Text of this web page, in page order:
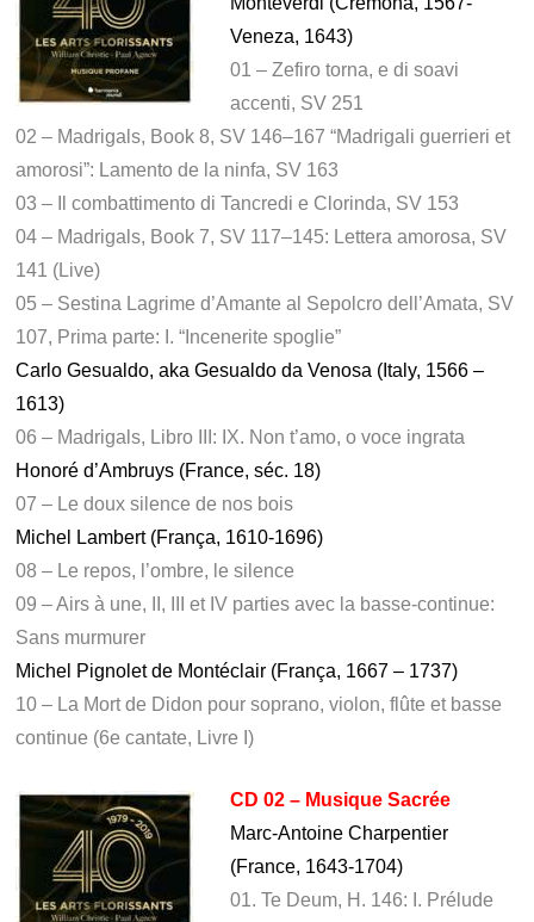
Veneza, 1643)
01 – Zefiro torna, e di soavi
accenti, SV 251
02 – Madrigals, Book 8, SV 146–167 “Madrigali guerrieri et
amorosi”: Lamento de la ninfa, SV 163
03 – Il combattimento di Tancredi e Clorinda, SV 153
04 – Madrigals, Book 7, SV 117–145: Lettera amorosa, SV
141 (Live)
05 – Sestina Lagrime d’Amante al Sepolcro dell’Amata, SV
107, Prima parte: I. “Incenerite spoglie”
Carlo Gesualdo, aka Gesualdo da Venosa (Italy, 1566 –
1613)
06 – Madrigals, Libro III: IX. Non t’amo, o voce ingrata
Honoré d’Ambruys (France, séc. 18)
07 – Le doux silence de nos bois
Michel Lambert (França, 1610-1696)
08 – Le repos, l’ombre, le silence
09 – Airs à une, II, III et IV parties avec la basse-continue:
Sans murmurer
Michel Pignolet de Montéclair (França, 1667 – 1737)
10 – La Mort de Didon pour soprano, violon, flûte et basse
continue (6e cantate, Livre I)
CD 02 – Musique Sacrée
Marc-Antoine Charpentier
(France, 1643-1704)
01. Te Deum, H. 146: I. Prélude